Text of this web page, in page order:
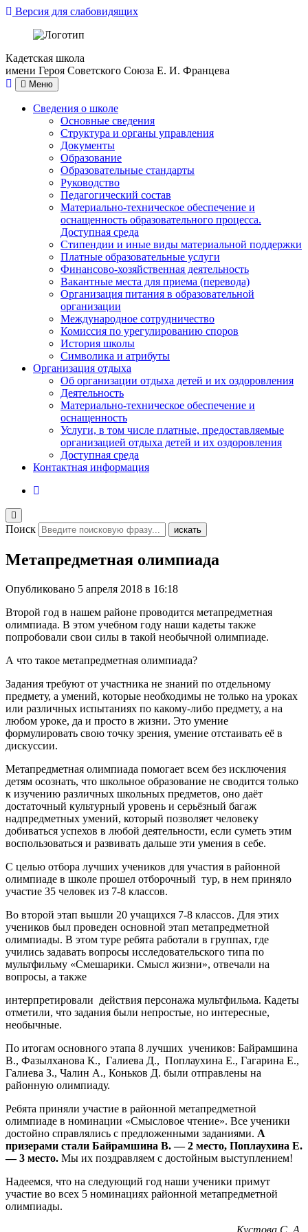
Версия для слабовидящих
Кадетская школа
имени Героя Советского Союза Е. И. Францева
Меню
Сведения о школе
Основные сведения
Структура и органы управления
Документы
Образование
Образовательные стандарты
Руководство
Педагогический состав
Материально-техническое обеспечение и
оснащенность образовательного процесса.
Доступная среда
Стипендии и иные виды материальной поддержки
Платные образовательные услуги
Финансово-хозяйственная деятельность
Вакантные места для приема (перевода)
Организация питания в образовательной
организации
Международное сотрудничество
Комиссия по урегулированию споров
История школы
Символика и атрибуты
Организация отдыха
Об организации отдыха детей и их оздоровления
Деятельность
Материально-техническое обеспечение и
оснащенность
Услуги, в том числе платные, предоставляемые
организацией отдыха детей и их оздоровления
Доступная среда
Контактная информация
Поиск искать
Метапредметная олимпиада
Опубликовано 5 апреля 2018 в 16:18
Второй год в нашем районе проводится метапредметная
олимпиада. В этом учебном году наши кадеты также
попробовали свои силы в такой необычной олимпиаде.
А что такое метапредметная олимпиада?
Задания требуют от участника не знаний по отдельному
предмету, а умений, которые необходимы не только на уроках
или различных испытаниях по какому-либо предмету, а на
любом уроке, да и просто в жизни. Это умение
формулировать свою точку зрения, умение отстаивать её в
дискуссии.
Метапредметная олимпиада помогает всем без исключения
детям осознать, что школьное образование не сводится только
к изучению различных школьных предметов, оно даёт
достаточный культурный уровень и серьёзный багаж
надпредметных умений, который позволяет человеку
добиваться успехов в любой деятельности, если суметь этим
воспользоваться и развивать дальше эти умения в себе.
С целью отбора лучших учеников для участия в районной
олимпиаде в школе прошел отборочный тур, в нем приняло
участие 35 человек из 7-8 классов.
Во второй этап вышли 20 учащихся 7-8 классов. Для этих
учеников был проведен основной этап метапредметной
олимпиады. В этом туре ребята работали в группах, где
учились задавать вопросы исследовательского типа по
мультфильму «Смешарики. Смысл жизни», отвечали на
вопросы, а также
интерпретировали действия персонажа мультфильма. Кадеты
отметили, что задания были непростые, но интересные,
необычные.
По итогам основного этапа 8 лучших учеников: Байрамшина
В., Фазылханова К., Галиева Д., Поплаухина Е., Гагарина Е.,
Галиева З., Чалин А., Коньков Д. были отправлены на
районную олимпиаду.
Ребята приняли участие в районной метапредметной
олимпиаде в номинации «Смысловое чтение». Все ученики
достойно справлялись с предложенными заданиями. А
призерами стали Байрамшина В. — 2 место, Поплаухина Е.
— 3 место. Мы их поздравляем с достойным выступлением!
Надеемся, что на следующий год наши ученики примут
участие во всех 5 номинациях районной метапредметной
олимпиады.
Кустова С. А.